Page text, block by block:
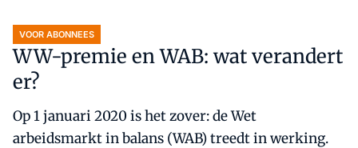
VOOR ABONNEES
WW-premie en WAB: wat verandert
er?
Op 1 januari 2020 is het zover: de Wet
arbeidsmarkt in balans (WAB) treedt in werking.